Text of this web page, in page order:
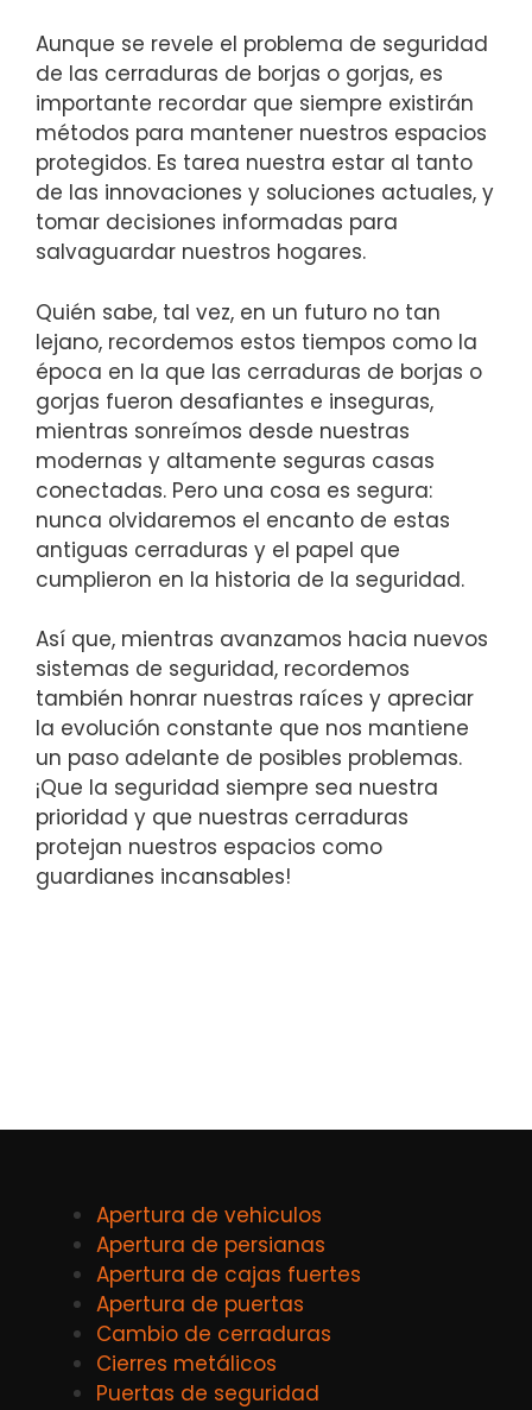
Aunque se revele el problema de seguridad
de las cerraduras de borjas o gorjas, es
importante recordar que siempre existirán
métodos para mantener nuestros espacios
protegidos. Es tarea nuestra ⁣estar al tanto ​
de las⁣ innovaciones y⁢ soluciones actuales, ​y
tomar decisiones informadas para
salvaguardar​ nuestros hogares.
Quién sabe, tal vez, en un futuro no tan
lejano,⁣ recordemos estos tiempos como la
época en la que‌ las cerraduras de borjas ‍o
gorjas fueron desafiantes e inseguras,
mientras sonreímos desde ​nuestras
modernas y altamente​ seguras ​casas‍
conectadas. Pero una cosa es segura:
nunca⁣ olvidaremos el​ encanto‍ de estas⁣
antiguas ⁢cerraduras y⁤ el papel que
cumplieron en la historia de la seguridad.
Así que, ⁣mientras avanzamos hacia nuevos
sistemas de ‍seguridad, recordemos
también honrar nuestras raíces y​ apreciar
la evolución constante‍ que nos mantiene
un paso adelante de posibles problemas.
¡Que la seguridad siempre sea nuestra
prioridad y‍ que nuestras​ cerraduras
protejan nuestros espacios como
guardianes incansables!
Apertura de vehiculos
Apertura de persianas
Apertura de cajas fuertes
Apertura de puertas
Cambio de cerraduras
Cierres metálicos
Puertas de seguridad